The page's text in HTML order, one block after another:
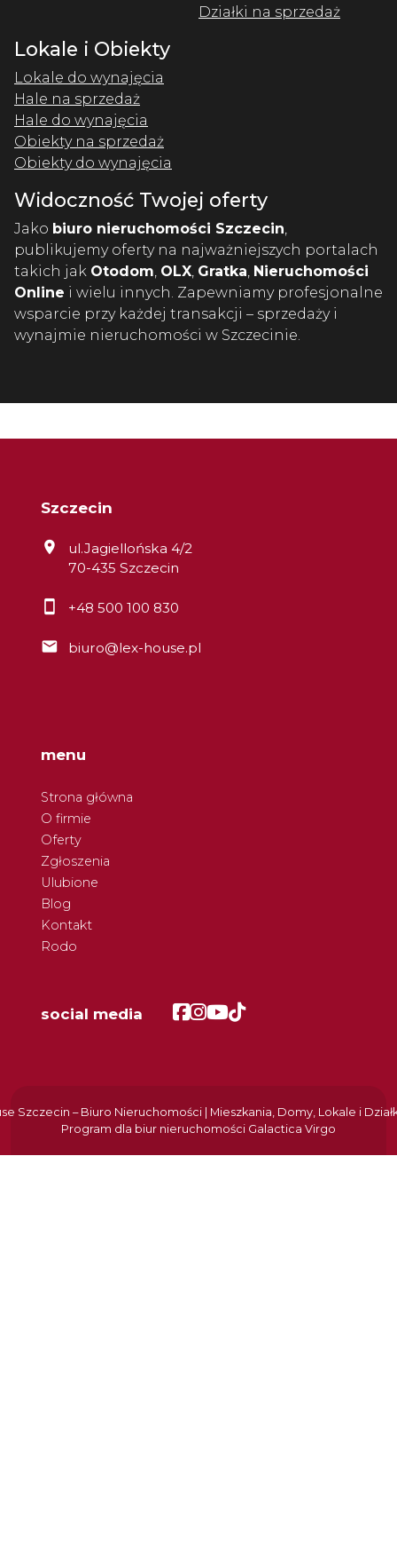
Działki na sprzedaż
Lokale i Obiekty
Lokale do wynajęcia
Hale na sprzedaż
Hale do wynajęcia
Obiekty na sprzedaż
Obiekty do wynajęcia
Widoczność Twojej oferty
Jako biuro nieruchomości Szczecin
publikujemy oferty na najważniejszych portalach
takich jak Otodom OLX Gratka Nieruchomości
Online i wielu innych. Zapewniamy profesjonalne
wsparcie przy każdej transakcji – sprzedaży i
wynajmie nieruchomości w Szczecinie.
Szczecin
ul.Jagiellońska 4/2
70-435 Szczecin
+48 500 100 830
biuro@lex-house.pl
menu
Strona główna
O firmie
Oferty
Zgłoszenia
Ulubione
Blog
Kontakt
Rodo
social media Facebook
Facebook
Facebook
Facebook
Szczecin – Biuro Nieruchomości | Mieszkania, Domy, Lokale i
Program dla biur nieruchomości Galactica Virgo